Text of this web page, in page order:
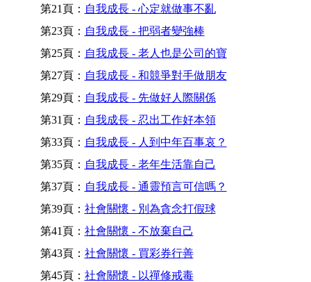
第21頁： 自我成長 - 心定就做事不亂
第23頁： 自我成長 - 把弱者變強棒
第25頁： 自我成長 - 老人也是公司的寶
第27頁： 自我成長 - 和競爭對手做朋友
第29頁： 自我成長 - 先做好人際關係
第31頁： 自我成長 - 忍出工作好本領
第33頁： 自我成長 - 人到中年百事哀？
第35頁： 自我成長 - 老年生活靠自己
第37頁： 自我成長 - 通靈預言可信嗎？
第39頁： 社會關懷 - 別為貪念打假球
第41頁： 社會關懷 - 不放棄自己
第43頁： 社會關懷 - 買彩券行善
第45頁： 社會關懷 - 以禪修戒毒